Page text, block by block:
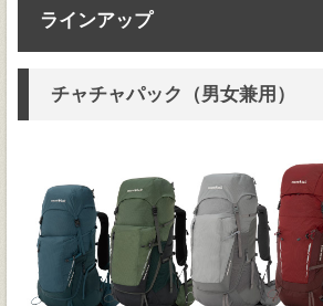
ラインアップ
チャチャパック（男女兼用）